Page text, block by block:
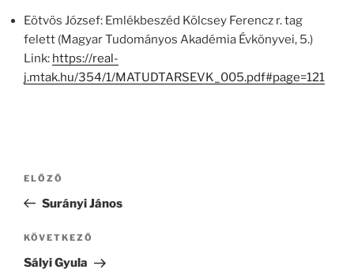
Eötvös József: Emlékbeszéd Kölcsey Ferencz r. tag
felett (Magyar Tudományos Akadémia Évkönyvei, 5.)
Link: https://real-
j.mtak.hu/354/1/MATUDTARSEVK_005.pdf#page=121
Bejegyzés
Korábbi
bejegyzés
ELŐZŐ
Surányi János
Következő
bejegyzés
KÖVETKEZŐ
Sályi Gyula